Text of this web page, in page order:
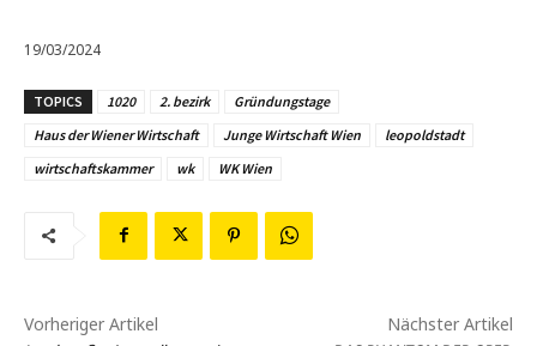
19/03/2024
TOPICS 1020 2. bezirk
Gründungstage
Haus der Wiener Wirtschaft
Junge Wirtschaft Wien
leopoldstadt
wirtschaftskammer
wk WK Wien
Vorheriger Artikel Nächster Artikel